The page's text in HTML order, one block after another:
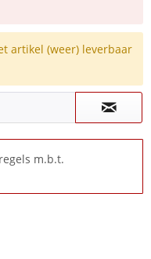
artikel (weer) leverbaar
m.b.t.